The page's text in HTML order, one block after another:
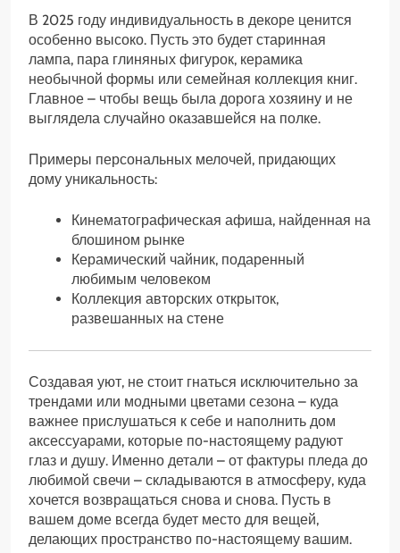
В 2025 году индивидуальность в декоре ценится
особенно высоко. Пусть это будет старинная
лампа, пара глиняных фигурок, керамика
необычной формы или семейная коллекция книг.
Главное – чтобы вещь была дорога хозяину и не
выглядела случайно оказавшейся на полке.
Примеры персональных мелочей, придающих
дому уникальность:
Кинематографическая афиша, найденная на
блошином рынке
Керамический чайник, подаренный
любимым человеком
Коллекция авторских открыток,
развешанных на стене
Создавая уют, не стоит гнаться исключительно за
трендами или модными цветами сезона – куда
важнее прислушаться к себе и наполнить дом
аксессуарами, которые по-настоящему радуют
глаз и душу. Именно детали – от фактуры пледа до
любимой свечи – складываются в атмосферу, куда
хочется возвращаться снова и снова. Пусть в
вашем доме всегда будет место для вещей,
делающих пространство по-настоящему вашим.